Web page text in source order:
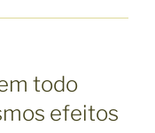
todo
efeitos